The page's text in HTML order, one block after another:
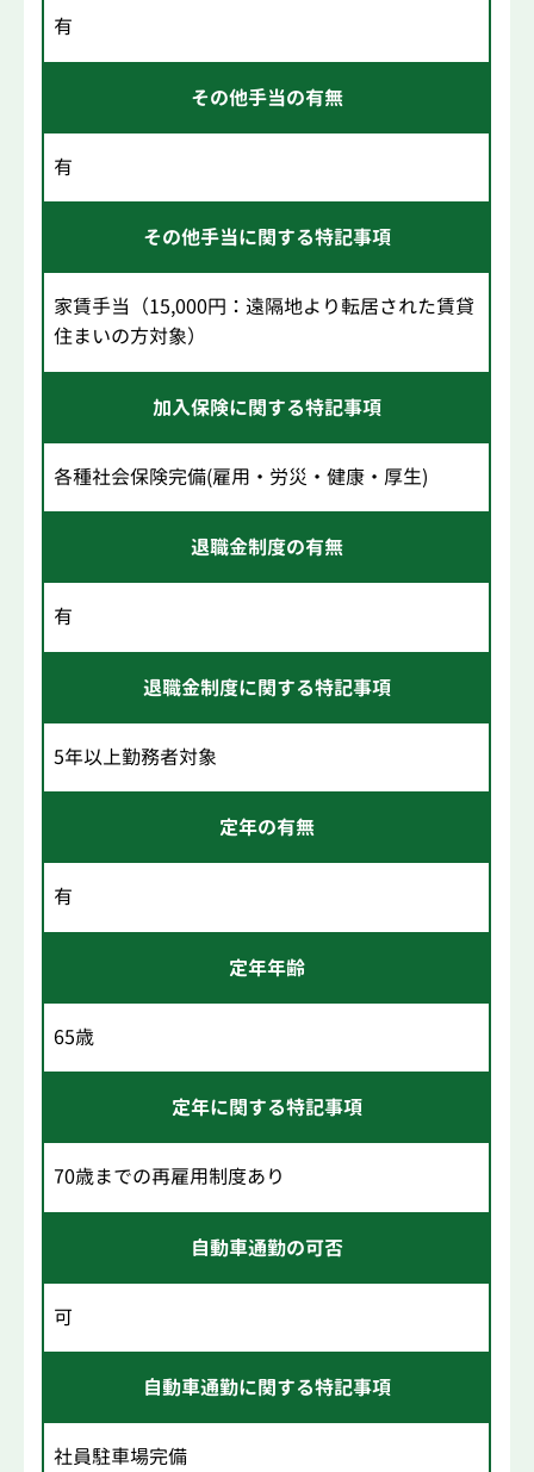
有
その他手当の有無
有
その他手当に関する特記事項
家賃手当（15,000円：遠隔地より転居された賃貸
住まいの方対象）
加入保険に関する特記事項
各種社会保険完備(雇用・労災・健康・厚生)
退職金制度の有無
有
退職金制度に関する特記事項
5年以上勤務者対象
定年の有無
有
定年年齢
65歳
定年に関する特記事項
70歳までの再雇用制度あり
自動車通勤の可否
可
自動車通勤に関する特記事項
社員駐車場完備